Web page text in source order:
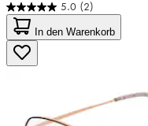
5.0 (2)
5.0
von
5
Sternen.
2
In den Warenkorb